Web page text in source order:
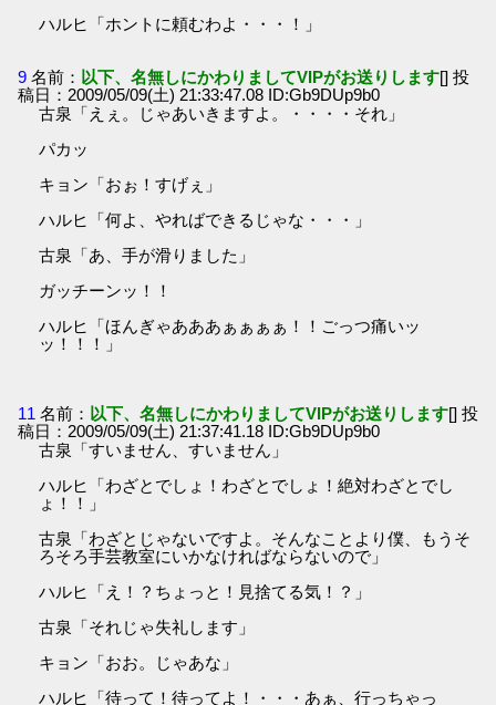
ハルヒ「ホントに頼むわよ・・・！」
9 名前： 以下、名無しにかわりましてVIPがお送りします[] 投
稿日：2009/05/09(土) 21:33:47.08 ID:Gb9DUp9b0
古泉「えぇ。じゃあいきますよ。・・・・それ」
パカッ
キョン「おぉ！すげぇ」
ハルヒ「何よ、やればできるじゃな・・・」
古泉「あ、手が滑りました」
ガッチーンッ！！
ハルヒ「ほんぎゃあああぁぁぁぁ！！ごっつ痛いッ
ッ！！！」
11 名前： 以下、名無しにかわりましてVIPがお送りします[] 投
稿日：2009/05/09(土) 21:37:41.18 ID:Gb9DUp9b0
古泉「すいません、すいません」
ハルヒ「わざとでしょ！わざとでしょ！絶対わざとでし
ょ！！」
古泉「わざとじゃないですよ。そんなことより僕、もうそ
ろそろ手芸教室にいかなければならないので」
ハルヒ「え！？ちょっと！見捨てる気！？」
古泉「それじゃ失礼します」
キョン「おお。じゃあな」
ハルヒ「待って！待ってよ！・・・あぁ、行っちゃっ